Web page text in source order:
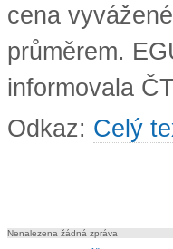
cena
průměrem.
informovala
Odkaz: Celý
Nenalezena žádná zpráva